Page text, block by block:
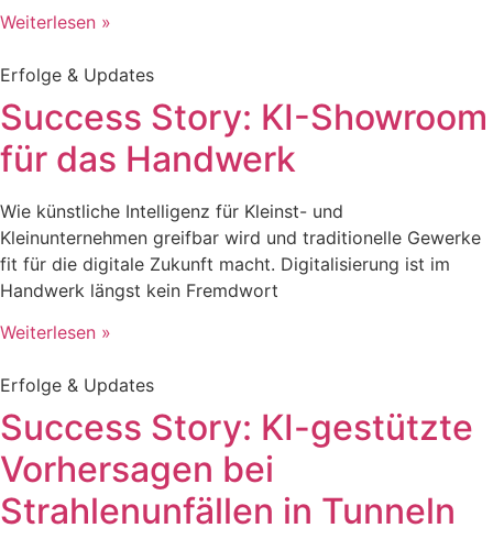
Weiterlesen »
Erfolge & Updates
Success Story: KI-Showroom
für das Handwerk
Wie künstliche Intelligenz für Kleinst- und
Kleinunternehmen greifbar wird und traditionelle Gewerke
fit für die digitale Zukunft macht. Digitalisierung ist im
Handwerk längst kein Fremdwort
Weiterlesen »
Erfolge & Updates
Success Story: KI-gestützte
Vorhersagen bei
Strahlenunfällen in Tunneln